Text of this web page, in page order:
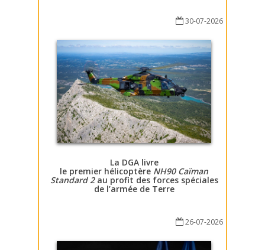
30-07-2026
La DGA livre
le premier hélicoptère NH90 Caïman
Standard 2au profit des forces spéciales
de l’armée de Terre
26-07-2026